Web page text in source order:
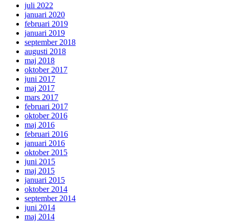
juli 2022
januari 2020
februari 2019
januari 2019
september 2018
augusti 2018
maj 2018
oktober 2017
juni 2017
maj 2017
mars 2017
februari 2017
oktober 2016
maj 2016
februari 2016
januari 2016
oktober 2015
juni 2015
maj 2015
januari 2015
oktober 2014
september 2014
juni 2014
maj 2014